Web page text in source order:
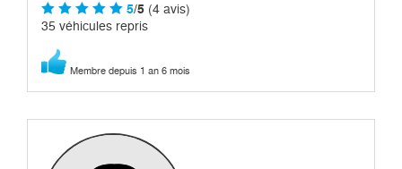
5/5 (4 avis)
35 véhicules repris
Membre depuis 1 an 6 mois